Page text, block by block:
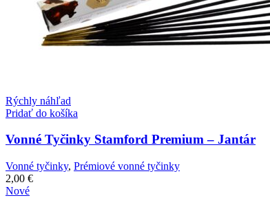
Rýchly náhľad
Pridať do košíka
Vonné Tyčinky Stamford Premium – Jantár
Vonné tyčinky, Prémiové vonné tyčinky
2,00 €
Nové